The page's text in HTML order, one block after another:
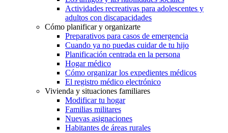
Actividades recreativas para adolescentes y
adultos con discapacidades
Cómo planificar y organizarte
Preparativos para casos de emergencia
Cuando ya no puedas cuidar de tu hijo
Planificación centrada en la persona
Hogar médico
Cómo organizar los expedientes médicos
El registro médico electrónico
Vivienda y situaciones familiares
Modificar tu hogar
Familias militares
Nuevas asignaciones
Habitantes de áreas rurales